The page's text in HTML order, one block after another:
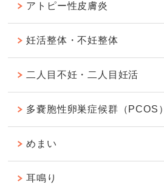
アトピー性皮膚炎
妊活整体・不妊整体
二人目不妊・二人目妊活
多嚢胞性卵巣症候群（PCOS）
めまい
耳鳴り